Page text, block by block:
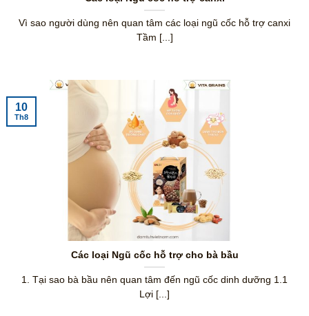
Vì sao người dùng nên quan tâm các loại ngũ cốc hỗ trợ canxi
Tầm [...]
Các loại Ngũ cốc hỗ trợ cho bà bầu
1. Tại sao bà bầu nên quan tâm đến ngũ cốc dinh dưỡng 1.1
Lợi [...]
10
Th8